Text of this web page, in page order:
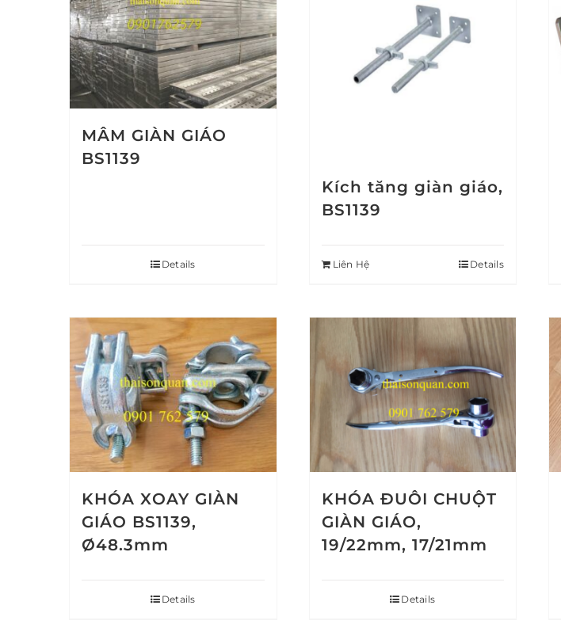
MÂM GIÀN GIÁO
BS1139
Details
Kích tăng giàn giáo,
BS1139
Liên Hệ Details
KHÓA XOAY GIÀN
GIÁO BS1139,
Ø48.3mm
Details
KHÓA ĐUÔI CHUỘT
GIÀN GIÁO,
19/22mm, 17/21mm
Details